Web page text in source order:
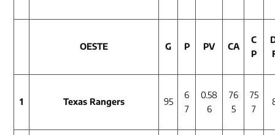
OESTE G P PV CA
C
P
1 Texas Rangers 95
6
7
0.58
6
76
5
75
7